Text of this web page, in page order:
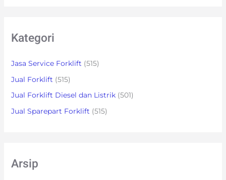
Kategori
Jasa Service Forklift (515)
Jual Forklift (515)
Jual Forklift Diesel dan Listrik(501)
Jual Sparepart Forklift (515)
Arsip